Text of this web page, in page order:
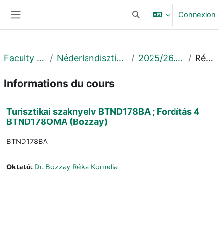
Activer/désactiver la
Connexion
Faculty of Arts Néderlandisztika Tanszék 2025/26. 2. félév Résumé
Informations du cours
Turisztikai szaknyelv BTND178BA ; Fordítás 4
BTND178OMA (Bozzay)
BTND178BA
Oktató: Dr. Bozzay Réka Kornélia